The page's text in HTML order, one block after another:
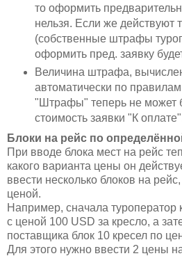
то оформить
нельзя. Если же действуют
(собственные штрафы
оформить пред. заявку
Величина штрафа,
автоматически по
"Штрафы" теперь не может
стоимость заявки "К
Блоки на рейс по
При вводе блока мест на рейс
какого варианта цены он
ввести несколько блоков на
ценой.
Например, сначала туроператор
с ценой 100 USD за кресло, а
поставщика блок 10 кресел по
Для этого нужно ввести 2 цены